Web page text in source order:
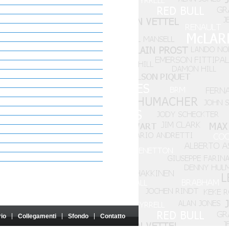
Collegamenti Sfondo Contatto